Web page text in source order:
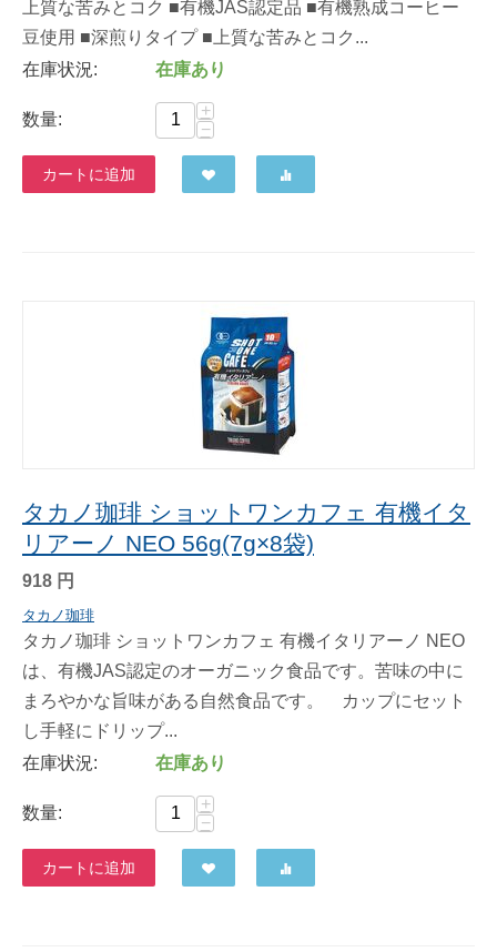
上質な苦みとコク ■有機JAS認定品 ■有機熟成コーヒー
豆使用 ■深煎りタイプ ■上質な苦みとコク...
在庫状況:
在庫あり
数量:
+
−
カートに追加
タカノ珈琲 ショットワンカフェ 有機イタ
リアーノ NEO 56g(7g×8袋)
918 円
タカノ珈琲
タカノ珈琲 ショットワンカフェ 有機イタリアーノ NEO
は、有機JAS認定のオーガニック食品です。苦味の中に
まろやかな旨味がある自然食品です。 カップにセット
し手軽にドリップ...
在庫状況:
在庫あり
数量:
+
−
カートに追加